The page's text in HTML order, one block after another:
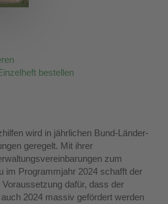
bestellen
wird in jährlichen Bund-Länder-
geregelt. Mit ihrer
zum
im Programmjahr 2024 schafft der
dafür, dass der
2024 massiv gefördert werden